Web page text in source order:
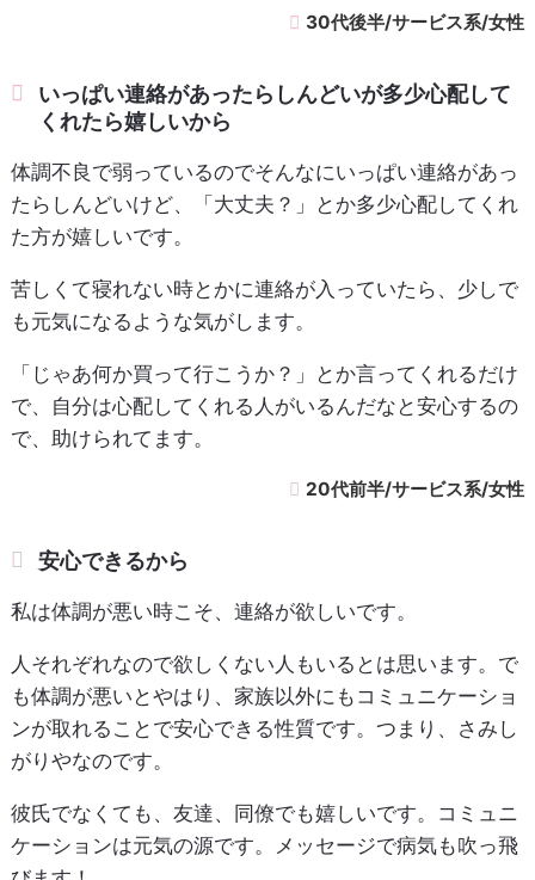
30代後半/サービス系/女性
いっぱい連絡があったらしんどいが多少心配して
くれたら嬉しいから
体調不良で弱っているのでそんなにいっぱい連絡があっ
たらしんどいけど、「大丈夫？」とか多少心配してくれ
た方が嬉しいです。
苦しくて寝れない時とかに連絡が入っていたら、少しで
も元気になるような気がします。
「じゃあ何か買って行こうか？」とか言ってくれるだけ
で、自分は心配してくれる人がいるんだなと安心するの
で、助けられてます。
20代前半/サービス系/女性
安心できるから
私は体調が悪い時こそ、連絡が欲しいです。
人それぞれなので欲しくない人もいるとは思います。で
も体調が悪いとやはり、家族以外にもコミュニケーショ
ンが取れることで安心できる性質です。つまり、さみし
がりやなのです。
彼氏でなくても、友達、同僚でも嬉しいです。コミュニ
ケーションは元気の源です。メッセージで病気も吹っ飛